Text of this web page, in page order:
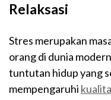
Relaksasi
Stres merupakan
orang di dunia
tuntutan hidup yang
mempengaruhi